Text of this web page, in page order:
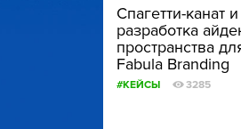
Спагетти-канат
разработка
пространства
Fabula Branding
#КЕЙСЫ 3285